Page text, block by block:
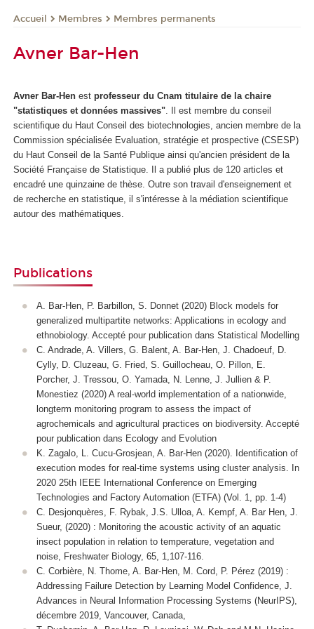
Accueil Membres Membres permanents
Avner Bar-Hen
Avner Bar-Hen est professeur du Cnam titulaire de la chaire
"statistiques et données massives" . Il est membre du conseil
scientifique du Haut Conseil des biotechnologies, ancien membre de la
Commission spécialisée Evaluation, stratégie et prospective (CSESP)
du Haut Conseil de la Santé Publique ainsi qu'ancien président de la
Société Française de Statistique. Il a publié plus de 120 articles et
encadré une quinzaine de thèse. Outre son travail d'enseignement et
de recherche en statistique, il s'intéresse à la médiation scientifique
autour des mathématiques.
Publications
A. Bar-Hen, P. Barbillon, S. Donnet (2020) Block models for
generalized multipartite networks: Applications in ecology and
ethnobiology. Accepté pour publication dans Statistical Modelling
C. Andrade, A. Villers, G. Balent, A. Bar-Hen, J. Chadoeuf, D.
Cylly, D. Cluzeau, G. Fried, S. Guillocheau, O. Pillon, E.
Porcher, J. Tressou, O. Yamada, N. Lenne, J. Jullien & P.
Monestiez (2020) A real-world implementation of a nationwide,
longterm monitoring program to assess the impact of
agrochemicals and agricultural practices on biodiversity. Accepté
pour publication dans Ecology and Evolution
K. Zagalo, L. Cucu-Grosjean, A. Bar-Hen (2020). Identification of
execution modes for real-time systems using cluster analysis. In
2020 25th IEEE International Conference on Emerging
Technologies and Factory Automation (ETFA) (Vol. 1, pp. 1-4)
C. Desjonquères, F. Rybak, J.S. Ulloa, A. Kempf, A. Bar Hen, J.
Sueur, (2020) : Monitoring the acoustic activity of an aquatic
insect population in relation to temperature, vegetation and
noise, Freshwater Biology, 65, 1,107-116.
C. Corbière, N. Thome, A. Bar-Hen, M. Cord, P. Pérez (2019) :
Addressing Failure Detection by Learning Model Confidence, J.
Advances in Neural Information Processing Systems (NeurIPS),
décembre 2019, Vancouver, Canada,